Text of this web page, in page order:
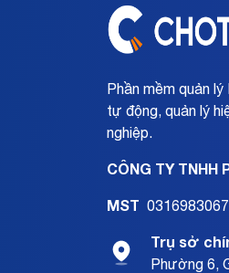
Phần mềm quản
tự động, quản lý
nghiệp.
CÔNG TY TNHH
MST 0316983067
Trụ sở
Phường 6,